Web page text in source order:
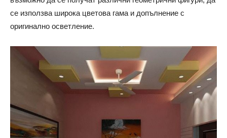
се използва широка цветова гама и допълнение с
оригинално осветление.